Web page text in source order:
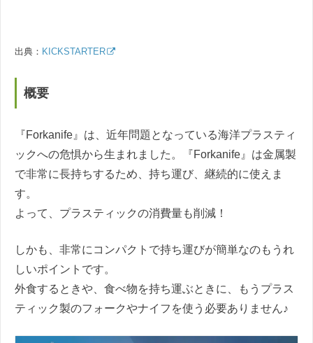
出典： KICKSTARTER
概要
『Forkanife』は、近年問題となっている海洋プラスティ
ックへの危惧から生まれました。『Forkanife』は金属製
で非常に長持ちするため、持ち運び、継続的に使えま
す。
よって、プラスティックの消費量も削減！
しかも、非常にコンパクトで持ち運びが簡単なのもうれ
しいポイントです。
外食するときや、食べ物を持ち運ぶときに、もうプラス
ティック製のフォークやナイフを使う必要ありません♪